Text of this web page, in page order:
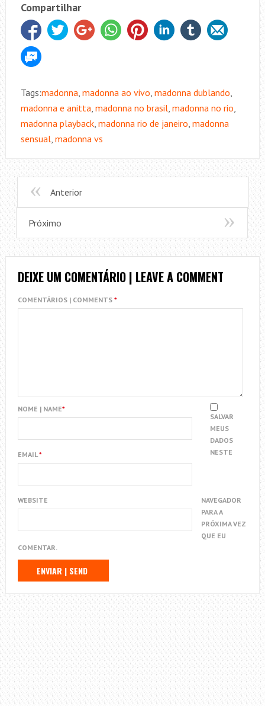
Compartilhar
Tags:madonna, madonna ao vivo, madonna dublando,
madonna e anitta, madonna no brasil, madonna no rio,
madonna playback, madonna rio de janeiro, madonna
sensual, madonna vs
Anterior
Próximo
DEIXE UM COMENTÁRIO | LEAVE A COMMENT
COMENTÁRIOS | COMMENTS *
NOME | NAME*
EMAIL*
WEBSITE
SALVAR
MEUS
DADOS
NESTE
NAVEGADOR
PARA A
PRÓXIMA VEZ
QUE EU
COMENTAR.